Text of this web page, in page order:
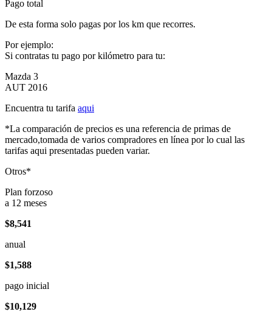
Pago total
De esta forma solo pagas por los km que recorres.
Por ejemplo:
Si contratas tu pago por kilómetro para tu:
Mazda 3
AUT 2016
Encuentra tu tarifa aqui
*La comparación de precios es una referencia de primas de
mercado,tomada de varios compradores en línea por lo cual las
tarifas aqui presentadas pueden variar.
Otros*
Plan forzoso
a 12 meses
$8,541
anual
$1,588
pago inicial
$10,129